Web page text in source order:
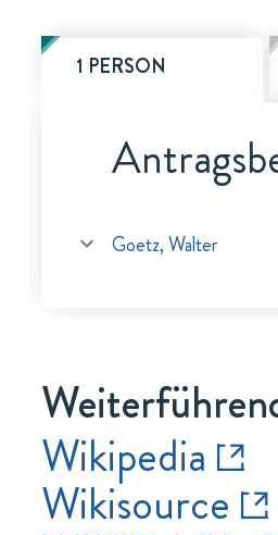
1 PERSON
Goetz, Walter
Wikipedia
Wikisource